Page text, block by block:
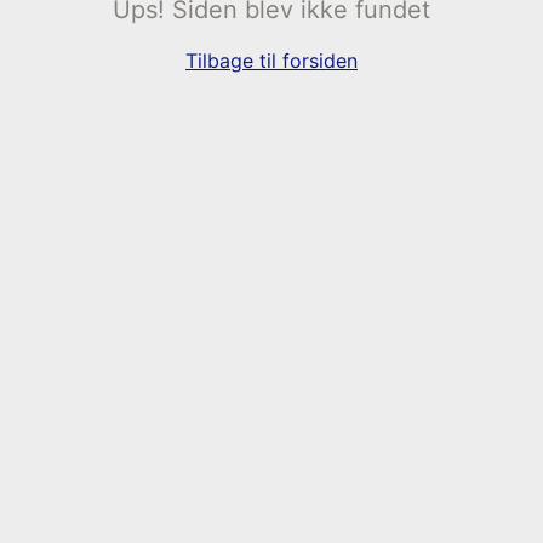
Ups! Siden blev ikke fundet
Tilbage til forsiden